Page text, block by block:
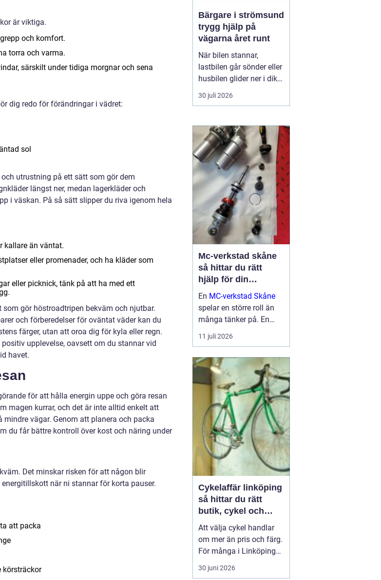
är viktiga.
och komfort.
torra och varma.
särskilt under tidiga morgnar och sena
dig redo för förändringar i vädret:
sol
utrustning på ett sätt som gör dem
längst ner, medan lagerkläder och
i väskan. På så sätt slipper du riva igenom hela
kallare än väntat.
eller promenader, och ha kläder som
eller picknick, tänk på att ha med ett
som gör höstroadtripen bekväm och njutbar.
och förberedelser för oväntat väder kan du
färger, utan att oroa dig för kyla eller regn.
upplevelse, oavsett om du stannar vid
havet.
för att hålla energin uppe och göra resan
magen kurrar, och det är inte alltid enkelt att
vägar. Genom att planera och packa
du får bättre kontroll över kost och näring under
Det minskar risken för att någon blir
när ni stannar för korta pauser.
att packa
körsträckor
Bärgare i strömsund
trygg hjälp på
vägarna året runt
När bilen stannar,
lastbilen går sönder eller
husbilen glider ner i diket
är behovet enkelt: snabb,
trygg och lugn hjälp på
de omgivande delarna
av Jämtland och södra
Lappland spelar
bärgningsfirmorna en
avgörande roll för att ...
30 juli 2026
Mc-verkstad skåne
så hittar du rätt
hjälp för din
motorcykel
En MC-verkstad Skåne
spelar en större roll än
många tänker på. En
välskött hoj är inte bara
en fråga om körglädje,
ekonomi och livslängd
på din motorcykel. För
den som kör mycket...
11 juli 2026
Cykelaffär linköping
så hittar du rätt
butik, cykel och
service
Att välja cykel handlar
om mer än pris och färg.
För många i Linköping
har cykeln blivit en viktig
del av vardagen för
30 juni 2026